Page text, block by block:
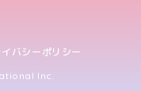
バシーポリシー
Inc.